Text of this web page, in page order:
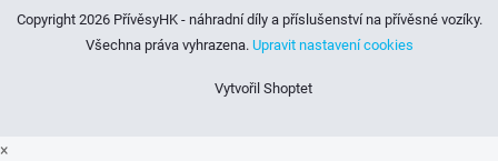
Vytvořil Shoptet
Copyright 2026 PřívěsyHK - náhradní díly a příslušenství na přívěsné vozíky.
Všechna práva vyhrazena. Upravit nastavení cookies
×